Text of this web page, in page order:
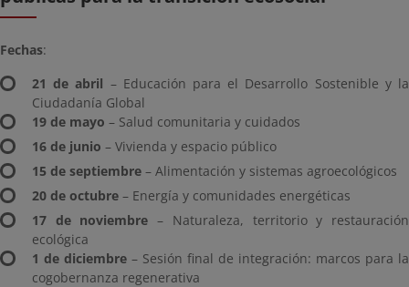
Fechas:
21 de abril – Educación para el Desarrollo Sostenible y la
Ciudadanía Global
19 de mayo – Salud comunitaria y cuidados
16 de junio – Vivienda y espacio público
15 de septiembre – Alimentación y sistemas agroecológicos
20 de octubre – Energía y comunidades energéticas
17 de noviembre – Naturaleza, territorio y restauración
ecológica
1 de diciembre – Sesión final de integración: marcos para la
cogobernanza regenerativa